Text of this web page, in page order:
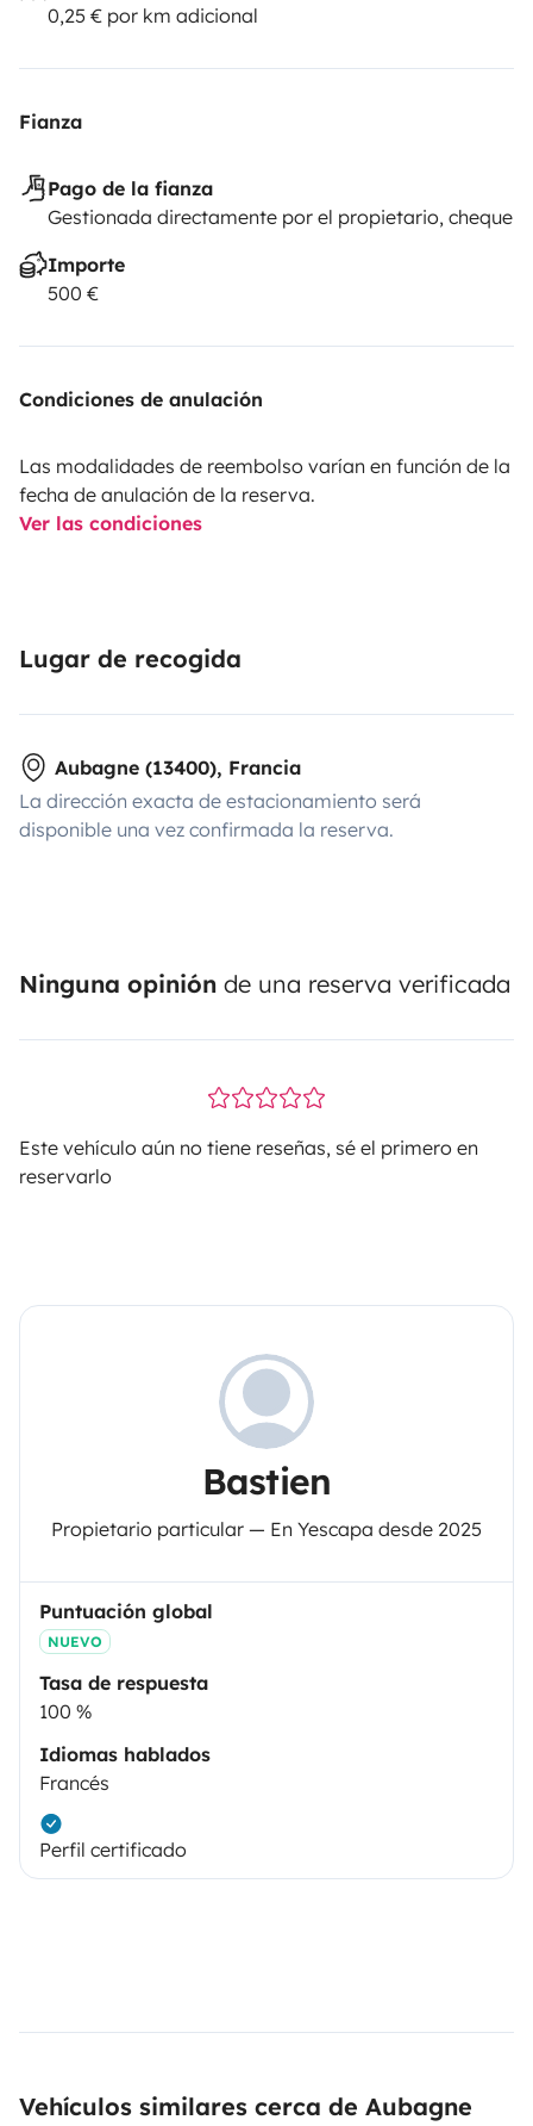
0,25 € por km adicional
Fianza
Pago de la fianza
Gestionada directamente por el propietario, cheque
Importe
500 €
Condiciones de anulación
Las modalidades de reembolso varían en función de la
fecha de anulación de la reserva.
Ver las condiciones
Lugar de recogida
Aubagne (13400), Francia
La dirección exacta de estacionamiento será
disponible una vez confirmada la reserva.
Ninguna opinión de una reserva verificada
Este vehículo aún no tiene reseñas, sé el primero en
reservarlo
Bastien
Propietario particular — En Yescapa desde 2025
Puntuación global
NUEVO
Tasa de respuesta
100 %
Idiomas hablados
Francés
Perfil certificado
Vehículos similares cerca de Aubagne